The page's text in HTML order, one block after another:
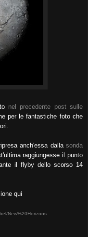
nel precedente post sulle
per le fantastiche foto che
anch'essa dalla sonda
raggiungesse il punto
il flyby dello scorso 14
qui
New%20Horizons